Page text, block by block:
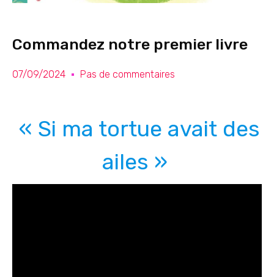
Commandez notre premier livre
07/09/2024 Pas de commentaires
« Si ma tortue avait des
ailes »